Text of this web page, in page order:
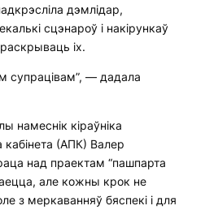
дэмлідар,
сцэнароў і накірункаў
іх.
супрацівам”, — дадала
намеснік кіраўніка
кабінета (АПК) Валер
над праектам “пашпарта
але кожны крок не
з меркаванняў бяспекі і для